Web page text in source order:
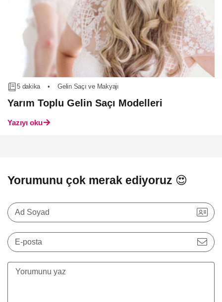
5 dakika • Gelin Saçı ve Makyajı
Yarım Toplu Gelin Saçı Modelleri
Yazıyı oku
Yorumunu çok merak ediyoruz 😍
Ad Soyad
E-posta